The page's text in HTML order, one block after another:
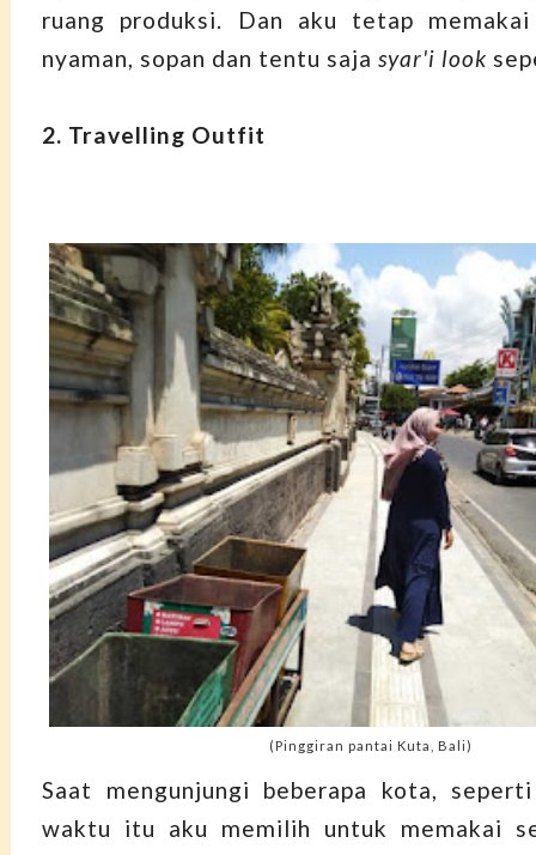
ruang produksi. Dan aku tetap
nyaman, sopan dan tentu sajasyar'i look
2. Travelling Outfit
(Pinggiran pantai Kuta, Bali)
Saat mengunjungi beberapa kota,
waktu itu aku memilih untuk memakai